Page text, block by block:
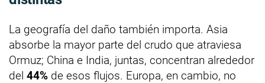
La geografía del daño también importa. Asia
absorbe la mayor parte del crudo que atraviesa
Ormuz; China e India, juntas, concentran alrededor
del 44% de esos flujos. Europa, en cambio, no